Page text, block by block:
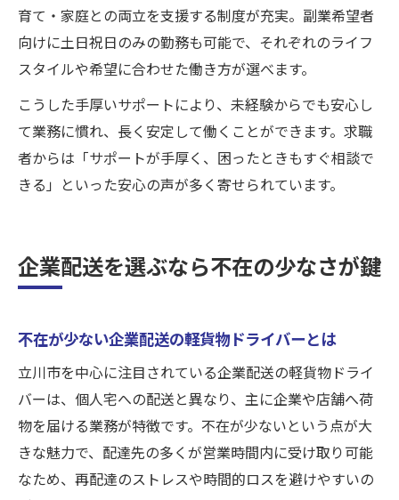
育て・家庭との両立を支援する制度が充実。副業希望者
向けに土日祝日のみの勤務も可能で、それぞれのライフ
スタイルや希望に合わせた働き方が選べます。
こうした手厚いサポートにより、未経験からでも安心し
て業務に慣れ、長く安定して働くことができます。求職
者からは「サポートが手厚く、困ったときもすぐ相談で
きる」といった安心の声が多く寄せられています。
企業配送を選ぶなら不在の少なさが鍵
不在が少ない企業配送の軽貨物ドライバーとは
立川市を中心に注目されている企業配送の軽貨物ドライ
バーは、個人宅への配送と異なり、主に企業や店舗へ荷
物を届ける業務が特徴です。不在が少ないという点が大
きな魅力で、配達先の多くが営業時間内に受け取り可能
なため、再配達のストレスや時間的ロスを避けやすいの